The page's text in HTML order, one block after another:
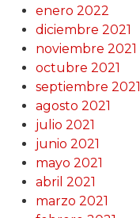
enero 2022
diciembre 2021
noviembre 2021
octubre 2021
septiembre 2021
agosto 2021
julio 2021
junio 2021
mayo 2021
abril 2021
marzo 2021